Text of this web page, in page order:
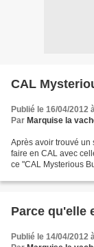
CAL
Publié le 16/04/2012
Par Marquise la
Après avoir trouvé
faire en CAL avec
ce "CAL Mysterious
Parce qu'elle
Publié le 14/04/2012